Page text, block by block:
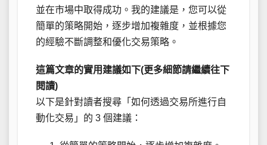
並在市場中取得成功。我的建議是，您可以從
簡單的策略開始，逐步增加複雜度，並根據您
的經驗不斷調整和優化交易策略。
這篇文章的實用建議如下(更多細節請繼續往下
閱讀)
以下是針對讀者搜尋「如何透過交易所進行自
動化交易」的 3 個建議：